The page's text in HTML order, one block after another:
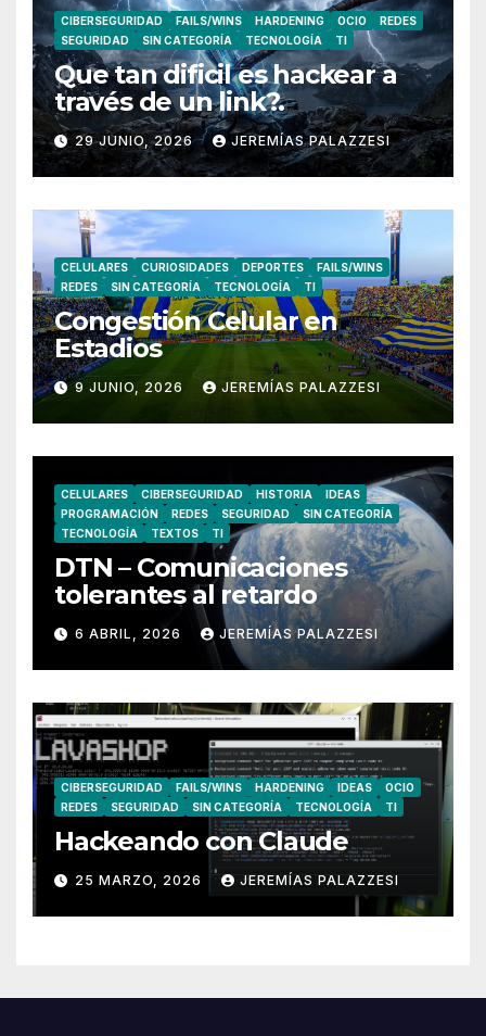
CIBERSEGURIDAD FAILS/WINS HARDENING OCIO
REDES
SEGURIDAD
SIN CATEGORÍA TECNOLOGÍA TI
Que tan dificil es hackear a
través de un link?.
29 JUNIO, 2026 JEREMÍAS PALAZZESI
CELULARES CURIOSIDADES DEPORTES
FAILS/WINS
REDES
SIN CATEGORÍA TECNOLOGÍA TI
Congestión Celular en
Estadios
9 JUNIO, 2026 JEREMÍAS PALAZZESI
CELULARES CIBERSEGURIDAD HISTORIA
IDEAS
PROGRAMACIÓN
REDES SEGURIDAD
SIN CATEGORÍA
TECNOLOGÍA
TEXTOS TI
DTN – Comunicaciones
tolerantes al retardo
6 ABRIL, 2026 JEREMÍAS PALAZZESI
CIBERSEGURIDAD FAILS/WINS HARDENING IDEAS
OCIO
REDES
SEGURIDAD SIN CATEGORÍA TECNOLOGÍA TI
Hackeando con Claude
25 MARZO, 2026 JEREMÍAS PALAZZESI